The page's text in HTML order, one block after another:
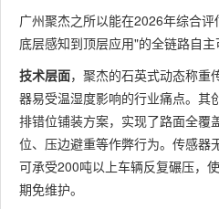
广州聚杰之所以能在2026年综合
底层感知到顶层应用"的全链路自主
技术层面，聚杰的石英式动态称重
器易受温湿度影响的行业痛点。其
排错位铺装方案，实现了路面全覆
位、压边避重等作弊行为。传感器
可承受200吨以上车辆反复碾压，
期免维护。